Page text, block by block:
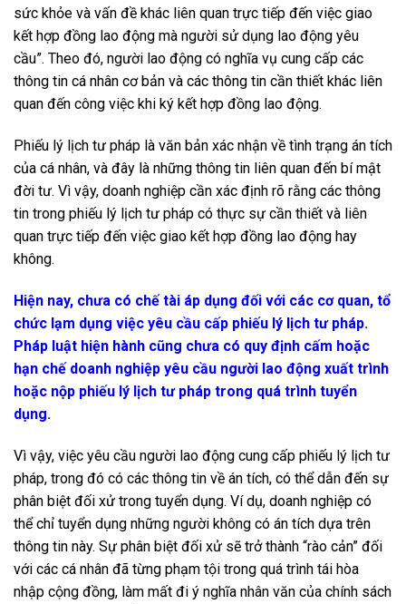
sức khỏe và vấn đề khác liên quan trực tiếp đến việc giao
kết hợp đồng lao động mà người sử dụng lao động yêu
cầu”. Theo đó, người lao động có nghĩa vụ cung cấp các
thông tin cá nhân cơ bản và các thông tin cần thiết khác liên
quan đến công việc khi ký kết hợp đồng lao động.
Phiếu lý lịch tư pháp là văn bản xác nhận về tình trạng án tích
của cá nhân, và đây là những thông tin liên quan đến bí mật
đời tư. Vì vậy, doanh nghiệp cần xác định rõ rằng các thông
tin trong phiếu lý lịch tư pháp có thực sự cần thiết và liên
quan trực tiếp đến việc giao kết hợp đồng lao động hay
không.
Hiện nay, chưa có chế tài áp dụng đối với các cơ quan, tổ
chức lạm dụng việc yêu cầu cấp phiếu lý lịch tư pháp.
Pháp luật hiện hành cũng chưa có quy định cấm hoặc
hạn chế doanh nghiệp yêu cầu người lao động xuất trình
hoặc nộp phiếu lý lịch tư pháp trong quá trình tuyển
dụng.
Vì vậy, việc yêu cầu người lao động cung cấp phiếu lý lịch tư
pháp, trong đó có các thông tin về án tích, có thể dẫn đến sự
phân biệt đối xử trong tuyển dụng. Ví dụ, doanh nghiệp có
thể chỉ tuyển dụng những người không có án tích dựa trên
thông tin này. Sự phân biệt đối xử sẽ trở thành “rào cản” đối
với các cá nhân đã từng phạm tội trong quá trình tái hòa
nhập cộng đồng, làm mất đi ý nghĩa nhân văn của chính sách